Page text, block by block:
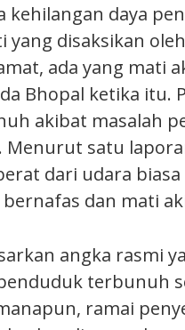
kehilangan daya
yang disaksikan
ada yang mati
Bhopal ketika itu.
akibat masalah
Menurut satu
dari udara
dan mati
angka rasmi
terbunuh
ramai